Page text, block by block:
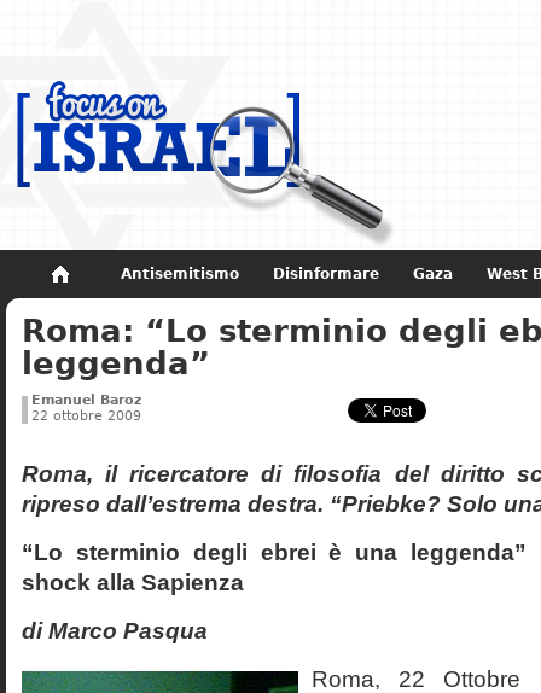
Antisemitismo Disinformare Gaza West
Non dimenticare Storia di Israele
Roma: “Lo sterminio degli
leggenda”
Emanuel Baroz
22 ottobre 2009
Roma, il ricercatore di filosofia del diritto
ripreso dall’estrema destra. “Priebke? Solo
“Lo sterminio degli ebrei è una leggenda”
shock alla Sapienza
di Marco Pasqua
Roma, 22